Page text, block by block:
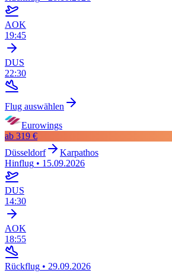
AOK
19:45
DUS
22:30
Flug auswählen
Eurowings
ab 319 €
Düsseldorf
Karpathos
Hinflug • 15.09.2026
DUS
14:30
AOK
18:55
Rückflug • 29.09.2026